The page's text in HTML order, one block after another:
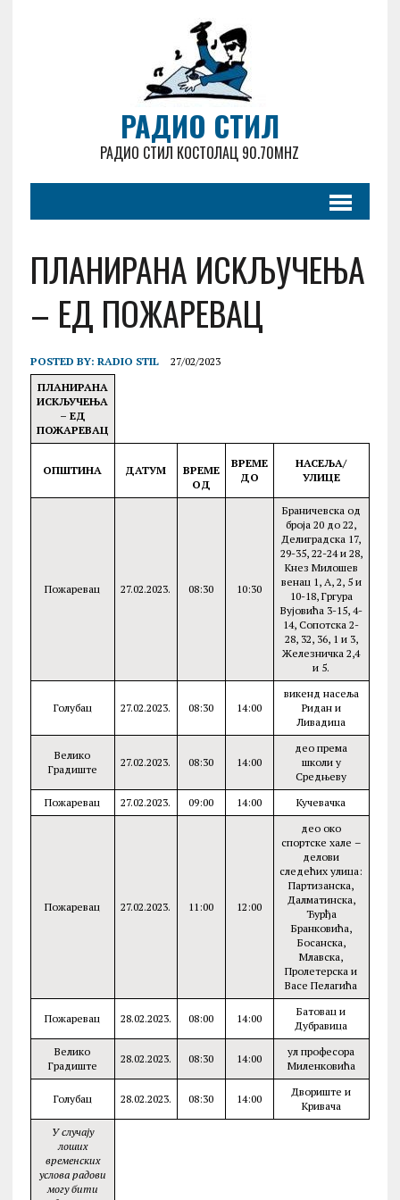
РАДИО СТИЛ
РАДИО СТИЛ КОСТОЛАЦ 90.70MHZ
ПЛАНИРАНА ИСKЉУЧЕЊА
– ЕД ПОЖАРЕВАЦ
POSTED BY: RADIO STIL
27/02/2023
ПЛАНИРАНА
ИСKЉУЧЕЊА
– ЕД
ПОЖАРЕВАЦ
ОПШТИНА ДАТУМ
ВРЕМЕ
ОД
ВРЕМЕ
ДО
НАСЕЉА/
УЛИЦЕ
Пожаревац 27.02.2023. 08:30 10:30
Браничевска од
броја 20 до 22,
Делиградска 17,
29-35, 22-24 и 28,
Kнез Милошев
венац 1, А, 2, 5 и
10-18, Гргура
Вујовића 3-15, 4-
14, Сопотска 2-
28, 32, 36, 1 и 3,
Железничка 2,4
и 5.
Голубац 27.02.2023. 08:30 14:00
викенд насеља
Ридан и
Ливадица
Велико
Градиште
27.02.2023. 08:30 14:00
део према
школи у
Средњеву
Пожаревац
27.02.2023. 09:00 14:00 Кучевачка
Пожаревац 27.02.2023. 11:00 12:00
део око
спортске хале –
делови
следећих улица:
Партизанска,
Далматинска,
Ђурђа
Бранковића,
Босанска,
Млавска,
Пролетерска и
Васе Пелагића
Пожаревац 28.02.2023. 08:00 14:00
Батовац и
Дубравица
Велико
Градиште
28.02.2023. 08:30 14:00
ул професора
Миленковића
Голубац 28.02.2023. 08:30 14:00
Двориште и
Kривача
У случају
лоших
временских
услова радови
могу бити